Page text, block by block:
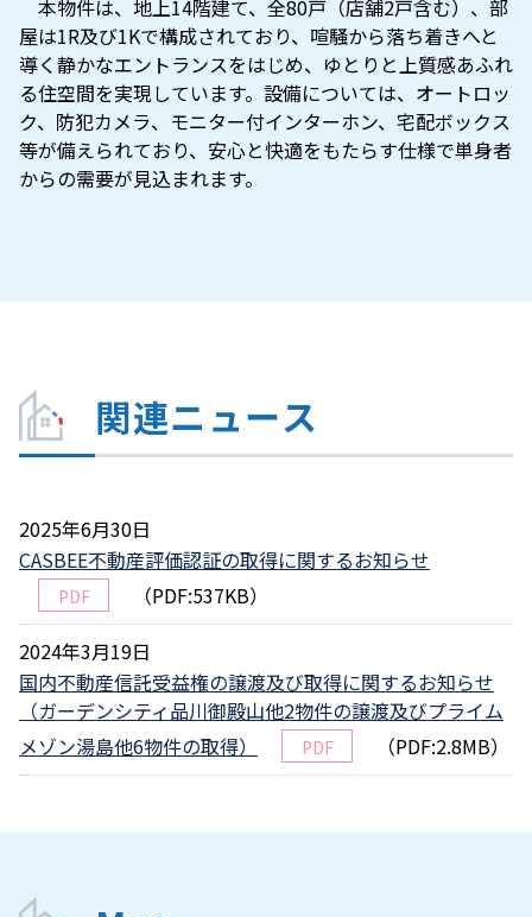
本物件は、地上14階建て、全80戸（店舗2戸含む）、部
屋は1R及び1Kで構成されており、喧騒から落ち着きへと
導く静かなエントランスをはじめ、ゆとりと上質感あふれ
る住空間を実現しています。設備については、オートロッ
ク、防犯カメラ、モニター付インターホン、宅配ボックス
等が備えられており、安心と快適をもたらす仕様で単身者
からの需要が見込まれます。
関連ニュース
2025年6月30日
CASBEE不動産評価認証の取得に関するお知らせ
PDF
（PDF:537KB）
2024年3月19日
国内不動産信託受益権の譲渡及び取得に関するお知らせ
（ガーデンシティ品川御殿山他2物件の譲渡及びプライム
メゾン湯島他6物件の取得）
PDF （PDF:2.8MB）